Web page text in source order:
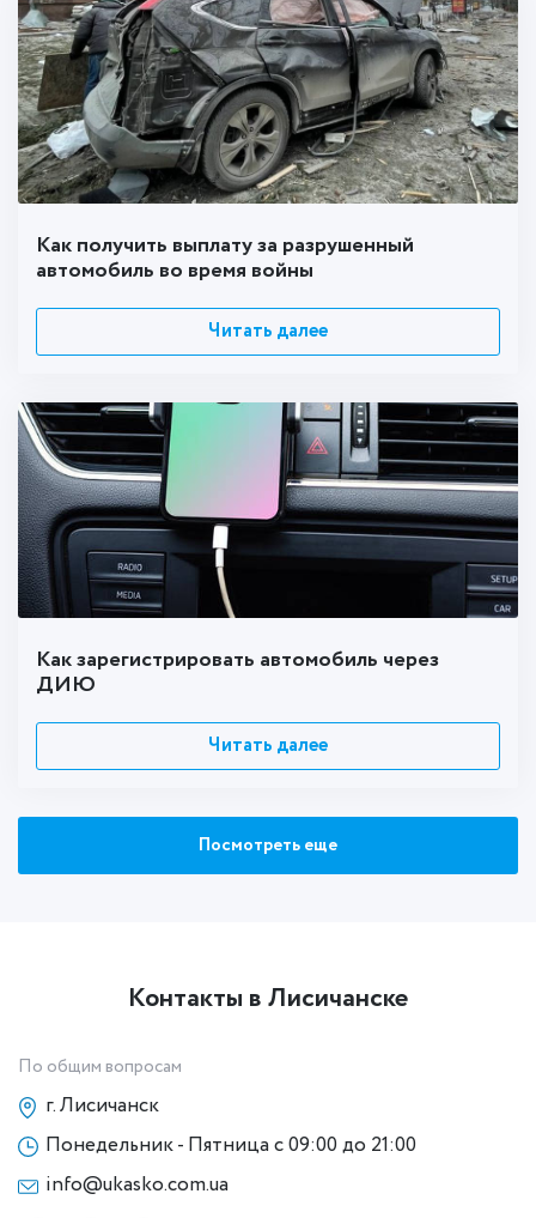
Как получить выплату за разрушенный
автомобиль во время войны
Читать далее
Как зарегистрировать автомобиль через
ДИЮ
Читать далее
Посмотреть еще
Контакты в Лисичанске
По общим вопросам
г. Лисичанск
Понедельник - Пятница с 09:00 до 21:00
info@ukasko.com.ua